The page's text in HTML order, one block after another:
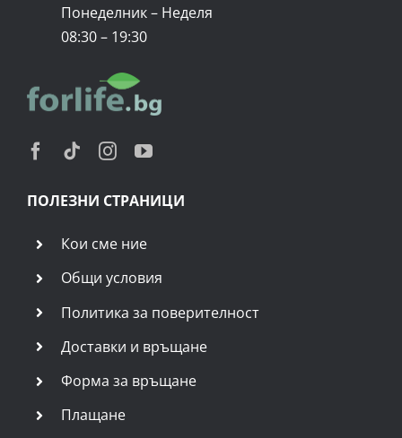
Понеделник – Неделя
08:30 – 19:30
ПОЛЕЗНИ СТРАНИЦИ
Кои сме ние
Общи условия
Политика за поверителност
Доставки и връщане
Форма за връщане
Плащане